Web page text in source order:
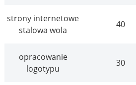
strony internetowe
stalowa wola
40
opracowanie
logotypu
30